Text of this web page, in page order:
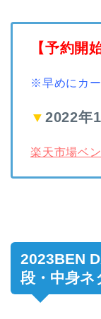
【予約開
※早めにカ
▼ 2022年
楽天市場ベ
2023BEN
段・中身ネ